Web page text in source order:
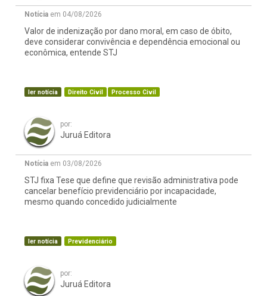
Notícia em 04/08/2026
Valor de indenização por dano moral, em caso de óbito,
deve considerar convivência e dependência emocional ou
econômica, entende STJ
ler notícia Direito Civil Processo Civil
por:
Juruá Editora
Notícia em 03/08/2026
STJ fixa Tese que define que revisão administrativa pode
cancelar benefício previdenciário por incapacidade,
mesmo quando concedido judicialmente
ler notícia Previdenciário
por:
Juruá Editora